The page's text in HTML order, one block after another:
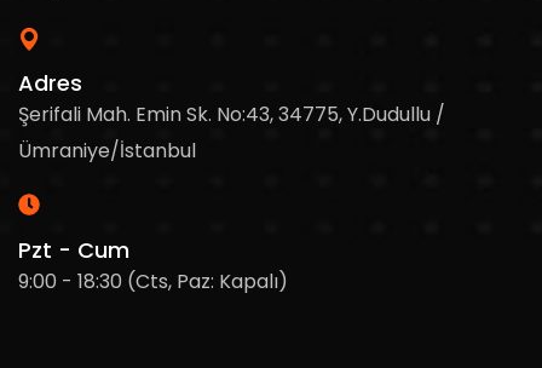
Adres
Şerifali Mah. Emin Sk. No:43, 34775, Y.Dudullu /
Ümraniye/İstanbul
Pzt - Cum
9:00 - 18:30 (Cts, Paz: Kapalı)